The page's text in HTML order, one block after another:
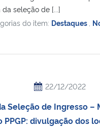
seleção de [...]
do item: Destaques
22/12/2022
Seleção de Ingresso –
PPGP: divulgação dos